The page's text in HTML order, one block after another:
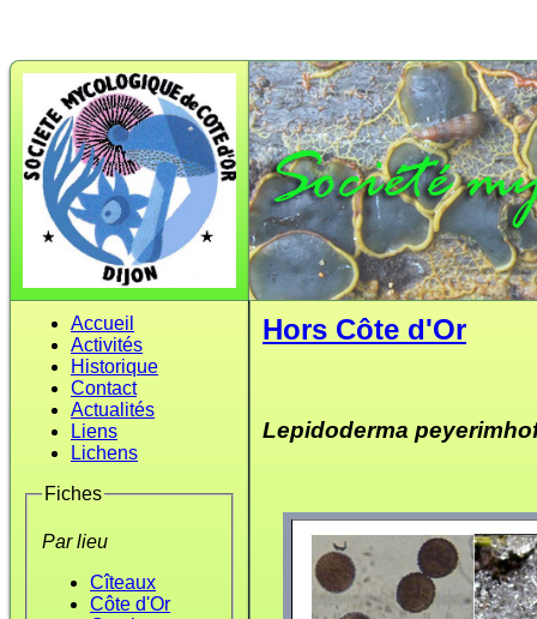
Accueil
Activités
Historique
Contact
Actualités
Liens
Lichens
Fiches
Par lieu
Cîteaux
Côte d'Or
Hors Côte d'Or
Lepidoderma